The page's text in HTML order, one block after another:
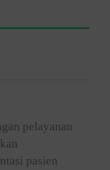
pelayanan
pasien